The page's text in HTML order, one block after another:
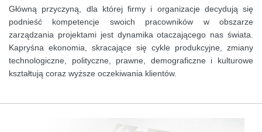
Główną przyczyną, dla której firmy i organizacje decydują się
podnieść kompetencje swoich pracowników w obszarze
zarządzania projektami jest dynamika otaczającego nas świata.
Kapryśna ekonomia, skracające się cykle produkcyjne, zmiany
technologiczne, polityczne, prawne, demograficzne i kulturowe
kształtują coraz wyższe oczekiwania klientów.